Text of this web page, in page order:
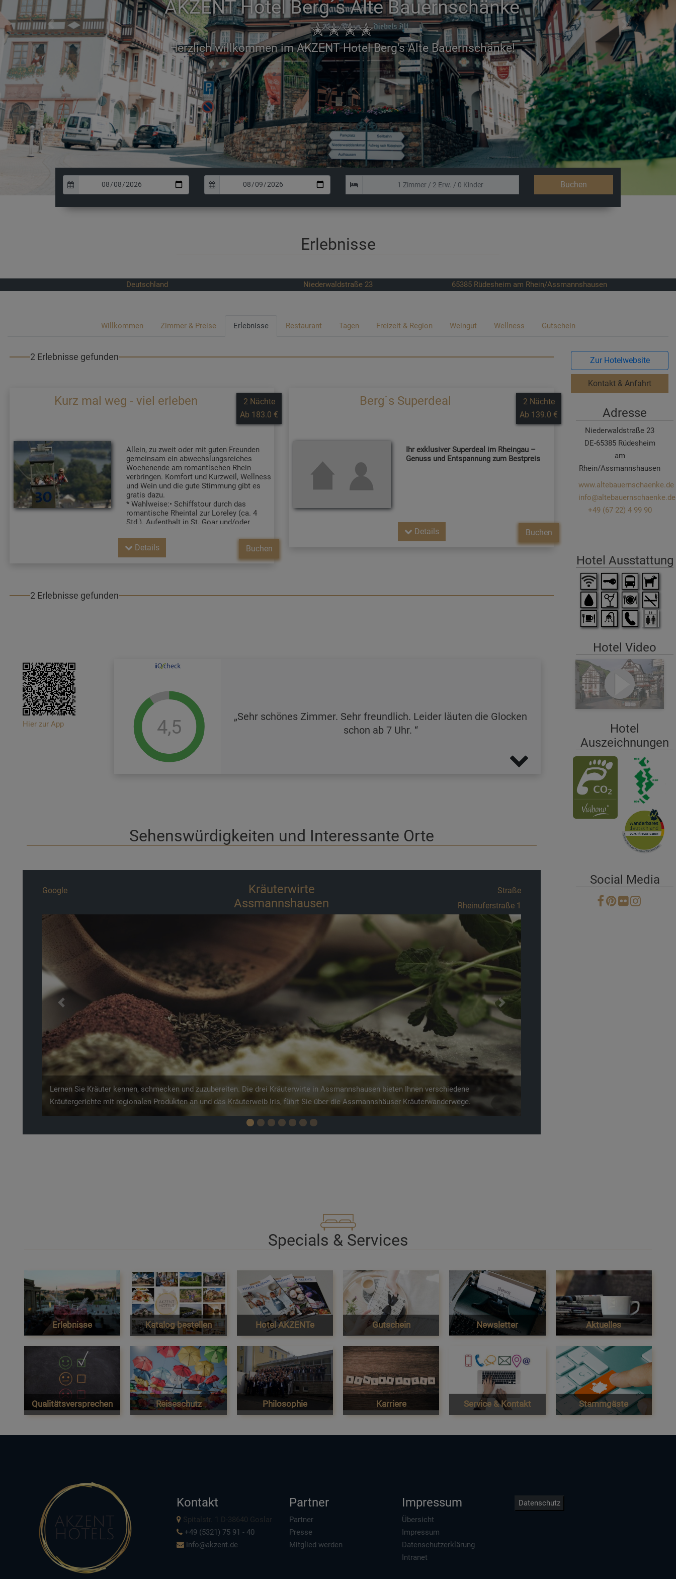
AKZENT Hotel Berg´s Alte Bauernschänke
✭✭✭✭
Genießen Sie Ihren Aufenthalt in einem unserer Doppelzimmer
Previous Next
Buchen
Erlebnisse
Deutschland Niederwaldstraße 23 65385 Rüdesheim am Rhein/Assmannshausen
Willkommen Zimmer & Preise Erlebnisse Restaurant Tagen Freizeit & Region Weingut Wellness Gutschein
2 Erlebnisse gefunden
Kurz mal weg - viel erleben
2 Nächte
Ab 183.0 €
Allein, zu zweit oder mit guten Freunden
gemeinsam ein abwechslungsreiches
Wochenende am romantischen Rhein
verbringen. Komfort und Kurzweil, Wellness
und Wein und die gute Stimmung gibt es
gratis dazu.
* Wahlweise:• Schiffstour durch das
romantische Rheintal zur Loreley (ca. 4
Std.). Aufenthalt in St. Goar und/oder
Kombination aus Schiff- und Seilbahnfahrt)
Buchen
Details
Berg´s Superdeal
2 Nächte
Ab 139.0 €
Ihr exklusiver Superdeal im Rheingau –
Genuss und Entspannung zum Bestpreis
Buchen
Details
2 Erlebnisse gefunden
Hier zur App 4,5
Sehr schönes Zimmer. Sehr freundlich. Leider läuten die Glocken
schon ab 7 Uhr.
Sehenswürdigkeiten und Interessante Orte
Google Burg Rheinstein Straße
Ein Highlight für Groß und Klein. Begeben Sie sich auf die Wege der Ritter im Mittelrheintal und besichtigen Sie „Burg Rheinstein". Das
Personenschiff befördert Sie auf die Rheinseite Rheinland-Pfalz und ermöglicht Ihnen einen Blick in die geheimen Gemäuer der Burg und
einen erlebnisreichen Blick auf Assmannshausen.
Previous Next
Zur Hotelwebsite
Kontakt & Anfahrt
Adresse
Niederwaldstraße 23
DE-65385 Rüdesheim
am
Rhein/Assmannshausen
www.altebauernschaenke.de
info@altebauernschaenke.de
+49 (67 22) 4 99 90
Hotel Ausstattung
Hotel Video
Hotel
Auszeichnungen
Social Media
Specials & Services
Erlebnisse Katalog bestellen Hotel AKZENTe Gutschein Newsletter Aktuelles
Qualitätsversprechen Reiseschutz Philosophie Karriere Service & Kontakt Stammgäste
Kontakt
Spitalstr. 1 D-38640 Goslar
+49 (5321) 75 91 - 40
info@akzent.de
Partner
Partner
Presse
Mitglied werden
Impressum
Übersicht
Impressum
Datenschutzerklärung
Intranet
Datenschutz